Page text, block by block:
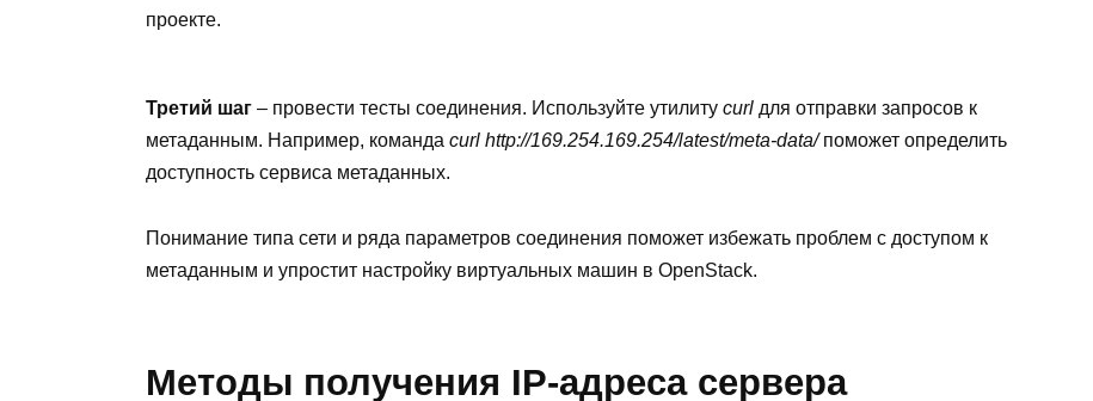
проекте.
Третий шаг – провести тесты соединения. Используйте утилиту curl для отправки запросов к
метаданным. Например, команда curl http://169.254.169.254/latest/meta-data/поможет определить
доступность сервиса метаданных.
Понимание типа сети и ряда параметров соединения поможет избежать проблем с доступом к
метаданным и упростит настройку виртуальных машин в OpenStack.
Методы получения IP-адреса сервера